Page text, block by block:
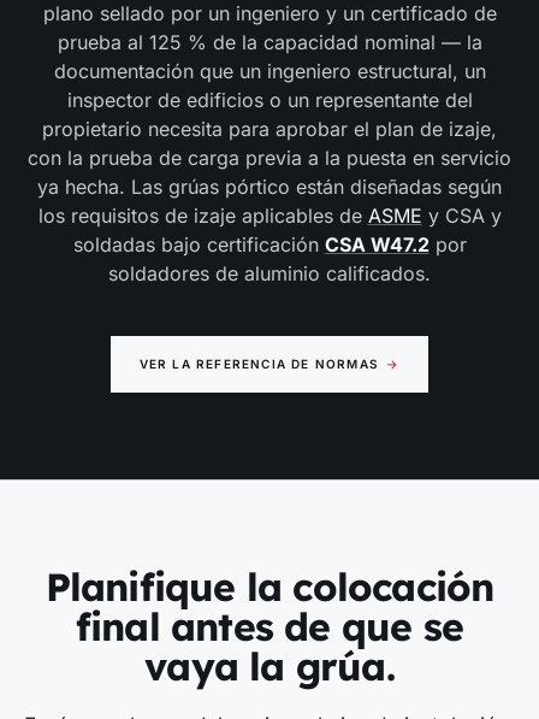
plano sellado por un ingeniero y un certificado de
prueba al 125 % de la capacidad nominal — la
documentación que un ingeniero estructural, un
inspector de edificios o un representante del
propietario necesita para aprobar el plan de izaje,
con la prueba de carga previa a la puesta en servicio
ya hecha. Las grúas pórtico están diseñadas según
los requisitos de izaje aplicables de ASME y CSA y
soldadas bajo certificación CSA W47.2por
soldadores de aluminio calificados.
VER LA REFERENCIA DE NORMAS →
Planifique la colocación
final antes de que se
vaya la grúa.